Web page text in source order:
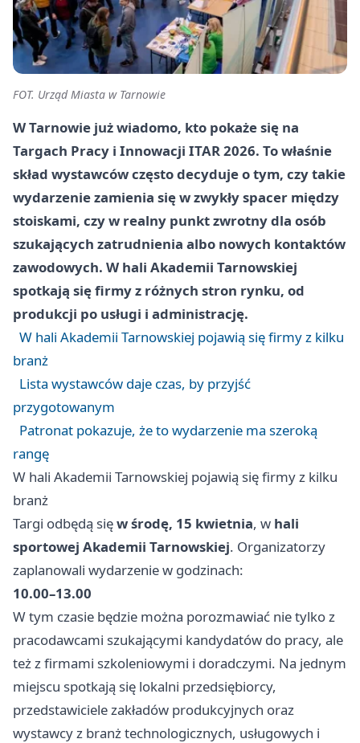
FOT. Urząd Miasta w Tarnowie
W Tarnowie już wiadomo, kto pokaże się na
Targach Pracy i Innowacji ITAR 2026. To właśnie
skład wystawców często decyduje o tym, czy takie
wydarzenie zamienia się w zwykły spacer między
stoiskami, czy w realny punkt zwrotny dla osób
szukających zatrudnienia albo nowych kontaktów
zawodowych. W hali Akademii Tarnowskiej
spotkają się firmy z różnych stron rynku, od
produkcji po usługi i administrację.
W hali Akademii Tarnowskiej pojawią się firmy z kilku
branż
Lista wystawców daje czas, by przyjść
przygotowanym
Patronat pokazuje, że to wydarzenie ma szeroką
rangę
W hali Akademii Tarnowskiej pojawią się firmy z kilku
branż
Targi odbędą sięw środę, 15 kwietnia, w hali
sportowej Akademii Tarnowskiej. Organizatorzy
zaplanowali wydarzenie w godzinach:
10.00–13.00
W tym czasie będzie można porozmawiać nie tylko z
pracodawcami szukającymi kandydatów do pracy, ale
też z firmami szkoleniowymi i doradczymi. Na jednym
miejscu spotkają się lokalni przedsiębiorcy,
przedstawiciele zakładów produkcyjnych oraz
wystawcy z branż technologicznych, usługowych i